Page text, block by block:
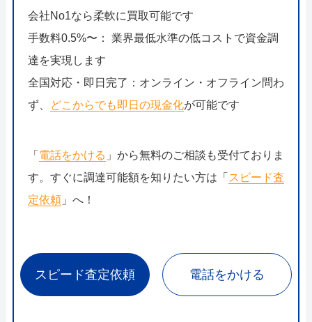
会社No1なら柔軟に買取可能です
手数料0.5%〜： 業界最低水準の低コストで資金調
達を実現します
全国対応・即日完了：オンライン・オフライン問わ
ず、
どこからでも即日の現金化が可能です
「 電話をかける 」から無料のご相談も受付ておりま
す。すぐに調達可能額を知りたい方は「 スピード査
定依頼」へ！
スピード査定依頼 電話をかける